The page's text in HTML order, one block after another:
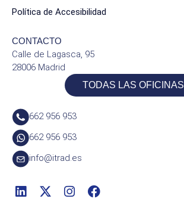
Política de Accesibilidad
CONTACTO
Calle de Lagasca, 95
28006 Madrid
TODAS LAS OFICINAS
662 956 953
662 956 953
info@itrad.es